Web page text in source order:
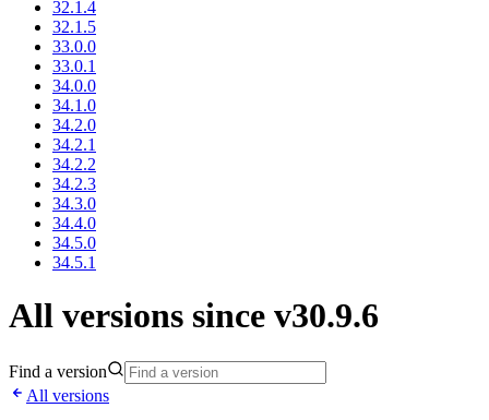
32.1.4
32.1.5
33.0.0
33.0.1
34.0.0
34.1.0
34.2.0
34.2.1
34.2.2
34.2.3
34.3.0
34.4.0
34.5.0
34.5.1
All versions since v30.9.6
Find a version
All versions